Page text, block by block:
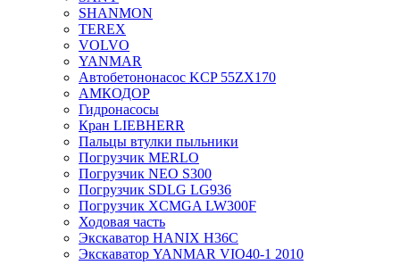
SHANMON
TEREX
VOLVO
YANMAR
Автобетононасос KCP 55ZX170
АМКОДОР
Гидронасосы
Кран LIEBHERR
Пальцы втулки пыльники
Погрузчик MERLO
Погрузчик NEO S300
Погрузчик SDLG LG936
Погрузчик XCMGA LW300F
Ходовая часть
Экскаватор HANIX H36C
Экскаватор YANMAR VIO40-1 2010